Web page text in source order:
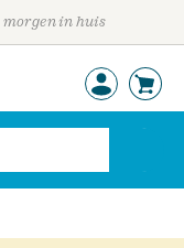
morgen in huis